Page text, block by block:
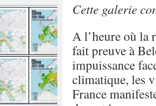
Cette galerie
A l’heure où la
fait preuve à
impuissance
climatique, les
France